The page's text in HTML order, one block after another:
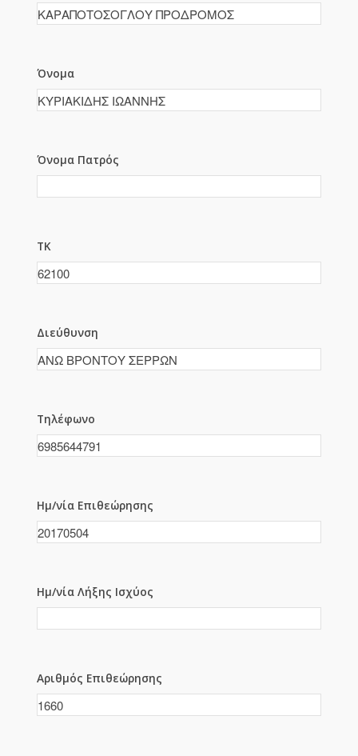
Όνομα
Όνομα Πατρός
ΤΚ
Διεύθυνση
Τηλέφωνο
Ημ/νία Επιθεώρησης
Ημ/νία Λήξης Ισχύος
Αριθμός Επιθεώρησης